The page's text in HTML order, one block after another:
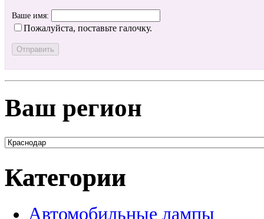
Ваше имя:
Пожалуйста, поставьте галочку.
Ваш регион
Категории
Автомобильные лампы